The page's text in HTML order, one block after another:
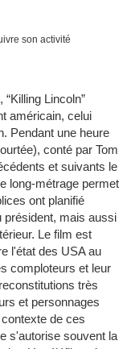
son activité
Lincoln”
américain, celui
Pendant une heure
conté par Tom
et suivants le
long-métrage permet
ont planifié
président, mais aussi
Le film est
l'état des USA au
comploteurs et leur
très
et personnages
de ces
s'autorise souvent la